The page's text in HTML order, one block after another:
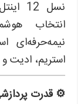
انتخاب
نیمه‌حرفه‌ای
استریم، ادیت
⚙️ قدرت پردازشی